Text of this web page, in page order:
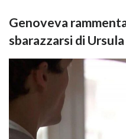
Genoveva
sbarazzarsi di Ursula